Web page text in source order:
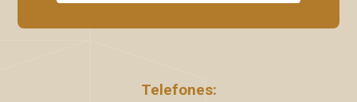
Telefones: